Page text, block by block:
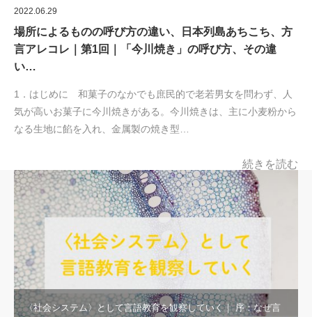
2022.06.29
場所によるものの呼び方の違い、日本列島あちこち、方
言アレコレ｜第1回｜「今川焼き」の呼び方、その違
い…
1．はじめに 和菓子のなかでも庶民的で老若男女を問わず、人
気が高いお菓子に今川焼きがある。今川焼きは、主に小麦粉から
なる生地に餡を入れ、金属製の焼き型…
続きを読む
〈社会システム〉として言語教育を観察していく｜ 序：なぜ言